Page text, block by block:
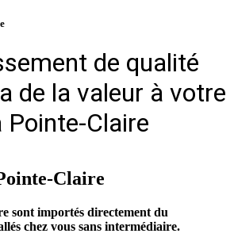
de qualité
de la valeur à votre
Pointe-Claire
Claire
sont importés directement du
chez vous sans intermédiaire.